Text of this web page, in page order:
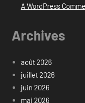
A WordPress
Archives
août 2026
juillet 2026
juin 2026
mai 2026